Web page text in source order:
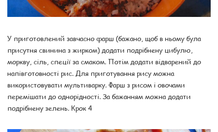
У приготовлений завчасно фарш (бажано, щоб в ньому була
присутня свинина з жирком) додати подрібнену цибулю,
моркву, сіль, спеції за смаком. Потім додати відварений до
напівготовності рис. Для приготування рису можна
використовувати мультиварку. Фарш з рисом і овочами
перемішати до однорідності. За бажанням можна додати
подрібнену зелень. Крок 4